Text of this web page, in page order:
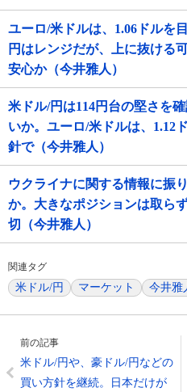
ユーロ/米ドルは、1.06ドルを
円はレンジだが、上に抜ける
安心か（今井雅人）
米ドル/円は114円台の堅さを
いか。ユーロ/米ドルは、1.12
針で（今井雅人）
ウクライナに関する情報に振
か。大きなポジションは取ら
切（今井雅人）
関連タグ
米ドル/円 マーケット 今井雅
前の記事
米ドル/円や、豪ドル/円などの
買い方針を継続。日本だけが